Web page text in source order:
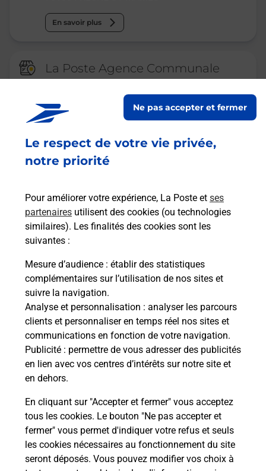
Le respect de votre vie privée,
notre priorité
Pour améliorer votre expérience, La Poste et ses
partenaires utilisent des cookies (ou technologies
similaires). Les finalités des cookies sont les
suivantes :
Mesure d’audience : établir des statistiques
complémentaires sur l’utilisation de nos sites et
suivre la navigation.
Analyse et personnalisation : analyser les parcours
clients et personnaliser en temps réel nos sites et
communications en fonction de votre navigation.
Publicité : permettre de vous adresser des publicités
en lien avec vos centres d’intérêts sur notre site et
en dehors.
En cliquant sur "Accepter et fermer" vous acceptez
tous les cookies. Le bouton "Ne pas accepter et
fermer" vous permet d'indiquer votre refus et seuls
les cookies nécessaires au fonctionnement du site
seront déposés. Vous pouvez modifier vos choix à
Ne pas accepter et fermer
En savoir plus
La Poste Agence Communale
SOING CUBRY CHARENTENAY
Fermeture Temporaire
PLACE DE LA REPUBLIQUE
70130 SOING CUBRY CHARENTENAY
Malin !
La Poste
en ligne
Ouvert 24h/24
En savoir plus
FRESNE ST MAMES
CONSIGNE CARREFOUR CONTACT FRESNE